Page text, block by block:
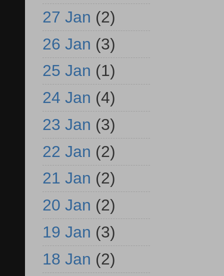
27 Jan (2)
26 Jan (3)
25 Jan (1)
24 Jan (4)
23 Jan (3)
22 Jan (2)
21 Jan (2)
20 Jan (2)
19 Jan (3)
18 Jan (2)